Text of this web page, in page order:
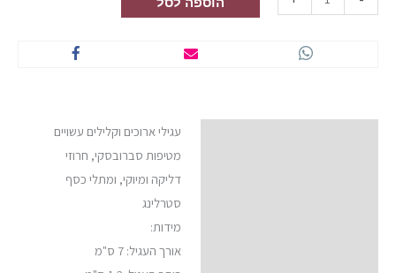
עגילי ארוכים וקלילים עשויים
מטיפות סברובסקי, חרוזי
דליקה ומיוקי, ומתלי כסף
סטרלינג
מידות:
אורך העגיל: 7 ס"מ